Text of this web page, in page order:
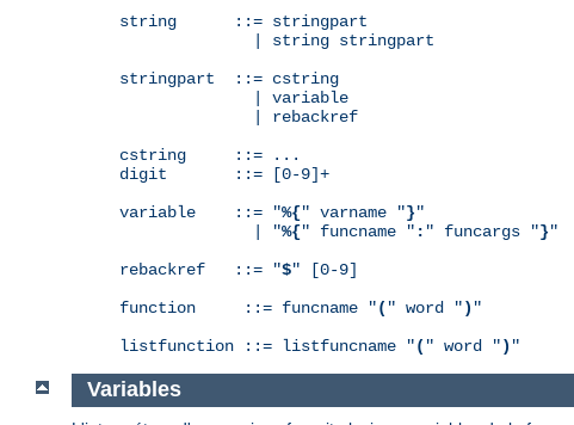
string      ::= stringpart
              | string stringpart
stringpart  ::= cstring
              | variable
cstring     ::= ...
digit       ::= [0-9]+
variable    ::= "%{" varname "}"
              | "
%{" funcname " : " funcargs "}"
rebackref   ::= "$" [0-9]
function     ::= funcname "( " word ") "
listfunction ::= listfuncname "( " word ") "
Variables